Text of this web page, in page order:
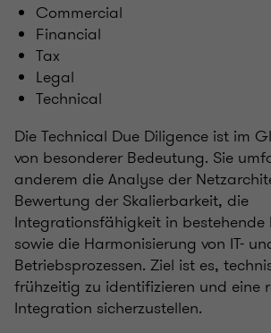
Commercial
Financial
Tax
Legal
Technical
Die Technical Due Diligence ist im
von besonderer Bedeutung. Sie
anderem die Analyse der
Bewertung der Skalierbarkeit, die
Integrationsfähigkeit in bestehende
sowie die Harmonisierung von IT-
Betriebsprozessen. Ziel ist es,
frühzeitig zu identifizieren und eine
Integration sicherzustellen.